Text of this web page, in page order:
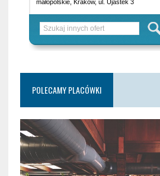
POLECAMY PLACÓWKI